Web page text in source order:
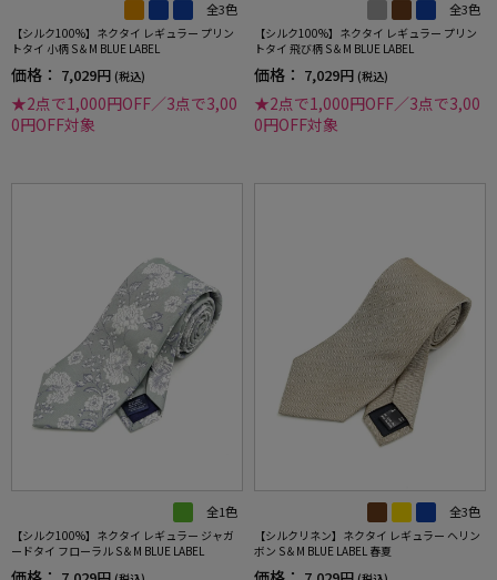
全3色
【シルク100%】ネクタイ レギュラー プリン
トタイ 小柄 S＆M BLUE LABEL
価格： 7,029円 (税込)
★2点で1,000円OFF／3点で3,00
0円OFF対象
全3色
【シルク100%】ネクタイ レギュラー プリン
トタイ 飛び柄 S＆M BLUE LABEL
価格： 7,029円 (税込)
★2点で1,000円OFF／3点で3,00
0円OFF対象
全1色
【シルク100%】ネクタイ レギュラー ジャガ
ードタイ フローラル S＆M BLUE LABEL
全3色
【シルクリネン】ネクタイ レギュラー ヘリン
ボン S＆M BLUE LABEL 春夏